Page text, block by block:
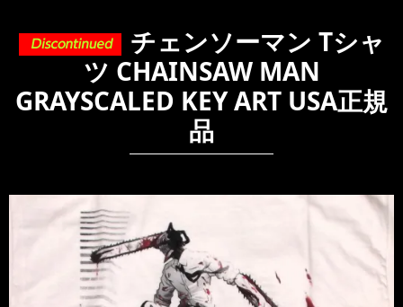
チェンソーマン Tシャ
ツ CHAINSAW MAN
GRAYSCALED KEY ART USA正規
品